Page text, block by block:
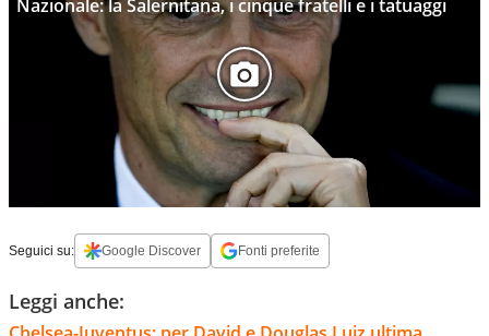
Nazionale: la Salernitana, i cinque fratelli e i tatuaggi
Seguici su: Google Discover Fonti preferite
Leggi anche: